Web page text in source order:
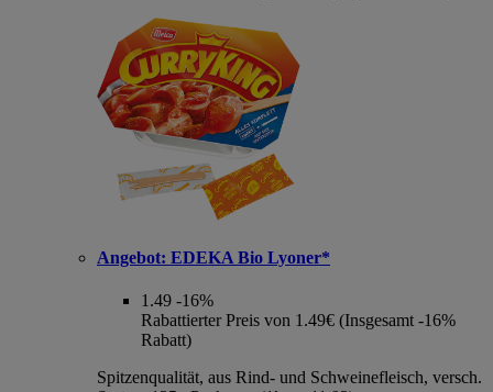
Angebot: EDEKA Bio Lyoner*
1.49 -16%
Rabattierter Preis von 1.49€ (Insgesamt -16%
Rabatt)
Spitzenqualität, aus Rind- und Schweinefleisch, versch.